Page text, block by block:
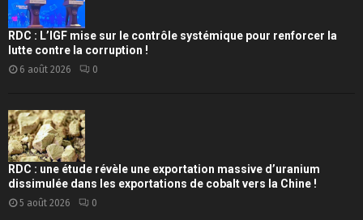
RDC : L’IGF mise sur le contrôle systémique pour renforcer la
lutte contre la corruption !
6 août 2026 0
RDC : une étude révèle une exportation massive d’uranium
dissimulée dans les exportations de cobalt vers la Chine !
5 août 2026 0